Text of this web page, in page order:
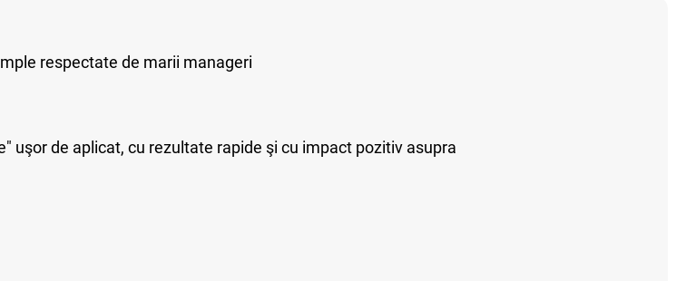
respectate de marii manageri
uşor de aplicat, cu rezultate rapide şi cu impact pozitiv asupra